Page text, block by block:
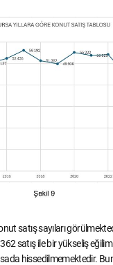
satış sayıları
satış ile bir yükseliş
hissedilmemektedir.